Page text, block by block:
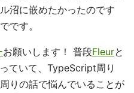
沼に嵌めたかったのです
です。
お願いします！ 普段Fleurと
ていて、TypeScript周り
りの話で悩んでいることが